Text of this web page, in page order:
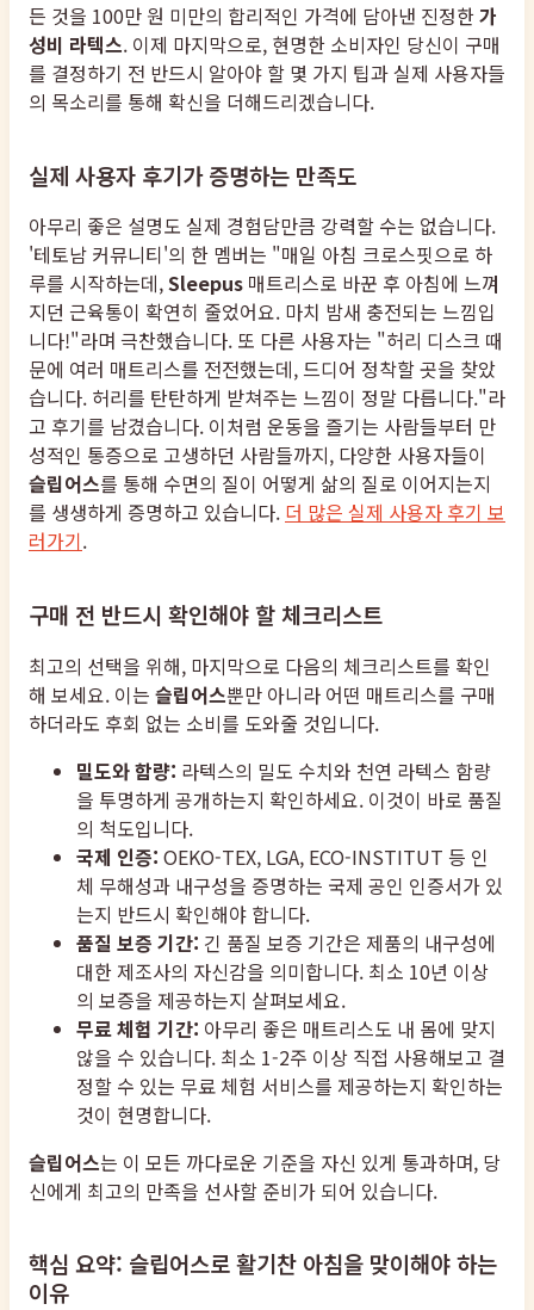
든 것을 100만 원 미만의 합리적인 가격에 담아낸 진정한가
성비 라텍스. 이제 마지막으로, 현명한 소비자인 당신이 구매
를 결정하기 전 반드시 알아야 할 몇 가지 팁과 실제 사용자들
의 목소리를 통해 확신을 더해드리겠습니다.
실제 사용자 후기가 증명하는 만족도
아무리 좋은 설명도 실제 경험담만큼 강력할 수는 없습니다.
'테토남 커뮤니티'의 한 멤버는 "매일 아침 크로스핏으로 하
루를 시작하는데,Sleepus 매트리스로 바꾼 후 아침에 느껴
지던 근육통이 확연히 줄었어요. 마치 밤새 충전되는 느낌입
니다!"라며 극찬했습니다. 또 다른 사용자는 "허리 디스크 때
문에 여러 매트리스를 전전했는데, 드디어 정착할 곳을 찾았
습니다. 허리를 탄탄하게 받쳐주는 느낌이 정말 다릅니다."라
고 후기를 남겼습니다. 이처럼 운동을 즐기는 사람들부터 만
성적인 통증으로 고생하던 사람들까지, 다양한 사용자들이
슬립어스를 통해 수면의 질이 어떻게 삶의 질로 이어지는지
를 생생하게 증명하고 있습니다. 더 많은 실제 사용자 후기 보
러가기.
구매 전 반드시 확인해야 할 체크리스트
최고의 선택을 위해, 마지막으로 다음의 체크리스트를 확인
해 보세요. 이는 슬립어스뿐만 아니라 어떤 매트리스를 구매
하더라도 후회 없는 소비를 도와줄 것입니다.
밀도와 함량: 라텍스의 밀도 수치와 천연 라텍스 함량
을 투명하게 공개하는지 확인하세요. 이것이 바로 품질
의 척도입니다.
국제 인증: OEKO-TEX, LGA, ECO-INSTITUT 등 인
체 무해성과 내구성을 증명하는 국제 공인 인증서가 있
는지 반드시 확인해야 합니다.
품질 보증 기간: 긴 품질 보증 기간은 제품의 내구성에
대한 제조사의 자신감을 의미합니다. 최소 10년 이상
의 보증을 제공하는지 살펴보세요.
무료 체험 기간: 아무리 좋은 매트리스도 내 몸에 맞지
않을 수 있습니다. 최소 1-2주 이상 직접 사용해보고 결
정할 수 있는 무료 체험 서비스를 제공하는지 확인하는
것이 현명합니다.
슬립어스는 이 모든 까다로운 기준을 자신 있게 통과하며, 당
신에게 최고의 만족을 선사할 준비가 되어 있습니다.
핵심 요약: 슬립어스로 활기찬 아침을 맞이해야 하는
이유